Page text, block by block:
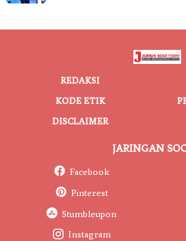
REDAKSI
KODE ETIK
DISCLAIMER
JARINGAN
Facebook
Pinterest
Stumbleupon
Instagram